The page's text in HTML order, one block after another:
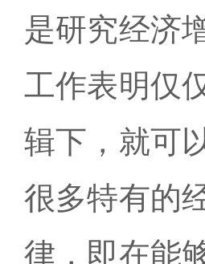
是研究经济
工作表明仅
辑下，就可
很多特有的
律，即在能